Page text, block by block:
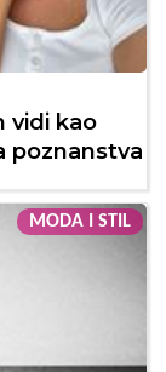
vidi kao
poznanstva
MODA I STIL